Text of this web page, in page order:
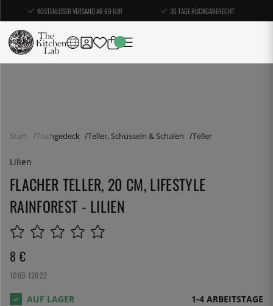
KOSTENLOSER VERSAND AB 69 EUR 30 TAGE RÜCKGABERECHT
Start Tischgedeck Teller, Schüsseln & Schalen Teller
Lilien
FLACHER TELLER, 20 CM, LIFESTYLE
RAINFOREST - LILIEN
8 €
1069-12022
1-4 ARBEITSTAGE